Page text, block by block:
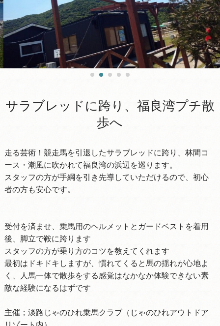
サラブレッドに跨り、福良湾プチ散
歩へ
走る芸術！競走馬を引退したサラブレッドに跨り、林間コ
ース・潮風に吹かれて福良湾の浜辺を巡ります。
スタッフの方が手綱を引き先導していただけるので、初心
者の方も安心です。
受付を済ませ、乗馬用のヘルメットとガードベストを着用
後、脚立で鞍に跨ります
スタッフの方が乗り方のコツを教えてくれます
最初はドキドキしますが、慣れてくると馬の揺れが心地よ
く、人馬一体で散歩をする感覚はなかなか体験できない素
敵な経験になるはずです
主催；淡路じゃのひれ乗馬クラブ（じゃのひれアウトドア